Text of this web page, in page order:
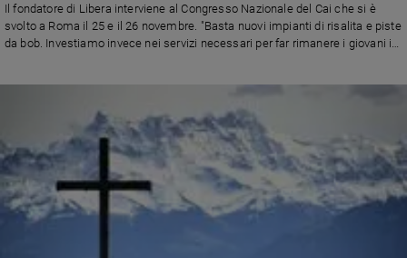
Chiesa
Devozione
e
fede
Parola
Il fondatore di Libera interviene al Congresso Nazionale del Cai che si è
svolto a Roma il 25 e il 26 novembre. "Basta nuovi impianti di risalita e piste
da bob. Investiamo invece nei servizi necessari per far rimanere i giovani in